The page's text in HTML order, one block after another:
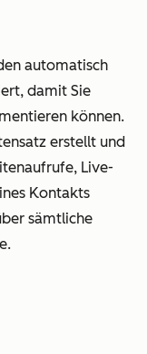
automatisch
damit Sie
können.
erstellt und
Live-
Kontakts
sämtliche